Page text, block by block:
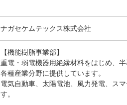
ナガセケムテックス株式会社
【機能樹脂事業部】
重電・弱電機器用絶縁材料をはじめ、
各種産業分野に提供しています。
電気自動車、太陽電池、風力発電、ス
す。